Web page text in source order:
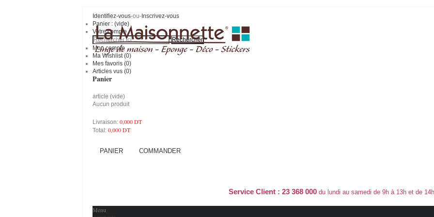
Identifiez-vous-ou- Inscrivez-vous
Panier : (vide)
Votre compte
Mon compte
Ma Wishlist (0)
Mes favoris (0)
Articles vus (0)
Panier
article (vide)
Aucun produit
Livraison: 0,000 DT
Total: 0,000 DT
PANIER COMMANDER
Service Client : 23 368 000du lundi au samedi de 9h à 13h et de
Menu